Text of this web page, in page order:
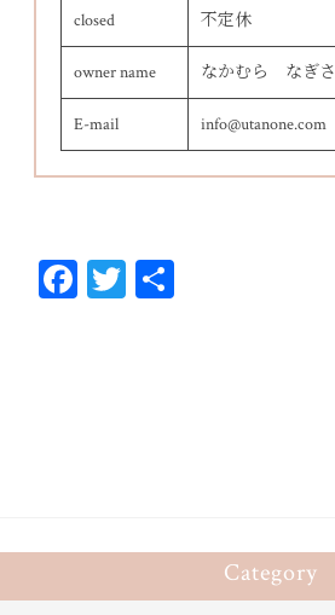
closed 不定休
owner name なかむら なぎさ
E-mail info@utanone.com
Fa T
Category